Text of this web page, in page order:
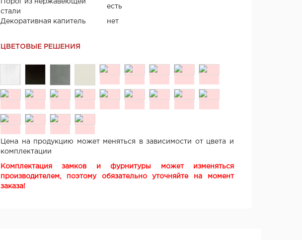
Порог из нержавеющей
стали
есть
Декоративная капитель нет
ЦВЕТОВЫЕ РЕШЕНИЯ
Цена на продукцию может меняться в зависимости от цвета и
комплектации
Комплектация замков и фурнитуры может изменяться
производителем, поэтому обязательно уточняйте на момент
заказа!